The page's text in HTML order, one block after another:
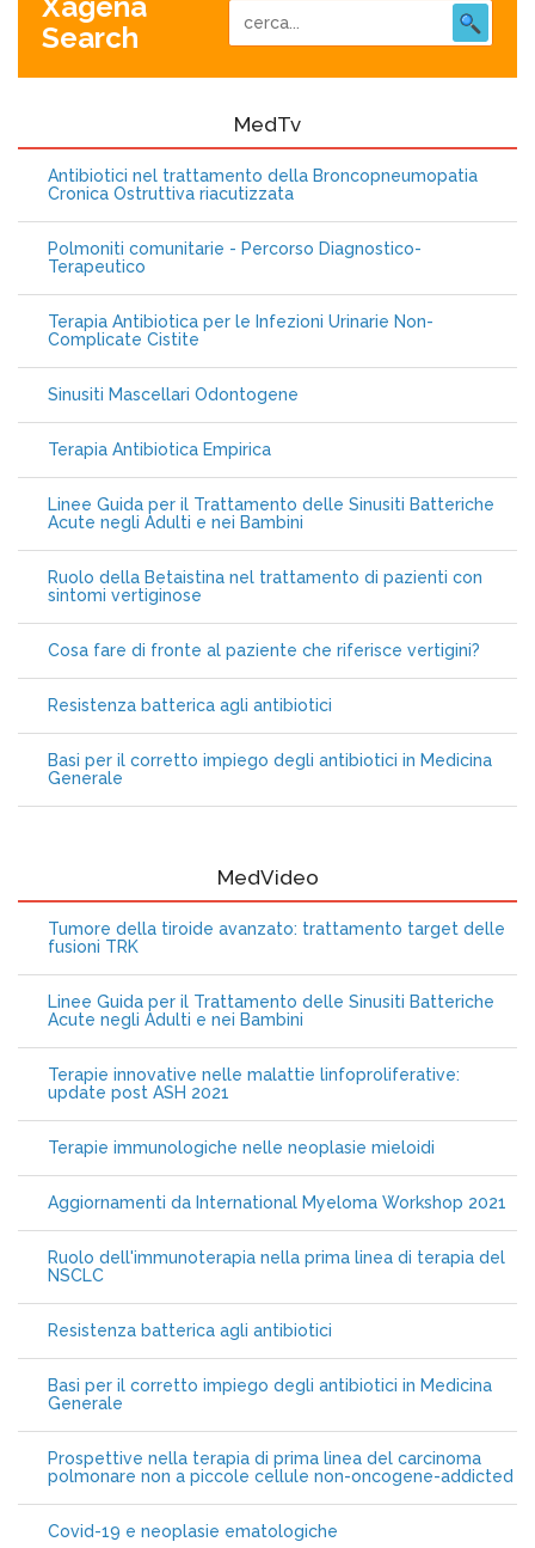
Search
MedTv
Antibiotici nel trattamento della Broncopneumopatia
Cronica Ostruttiva riacutizzata
Polmoniti comunitarie - Percorso Diagnostico-
Terapeutico
Terapia Antibiotica per le Infezioni Urinarie Non-
Complicate Cistite
Sinusiti Mascellari Odontogene
Terapia Antibiotica Empirica
Linee Guida per il Trattamento delle Sinusiti Batteriche
Acute negli Adulti e nei Bambini
Ruolo della Betaistina nel trattamento di pazienti con
sintomi vertiginose
Cosa fare di fronte al paziente che riferisce vertigini?
Resistenza batterica agli antibiotici
Basi per il corretto impiego degli antibiotici in Medicina
Generale
MedVideo
Tumore della tiroide avanzato: trattamento target delle
fusioni TRK
Linee Guida per il Trattamento delle Sinusiti Batteriche
Acute negli Adulti e nei Bambini
Terapie innovative nelle malattie linfoproliferative:
update post ASH 2021
Terapie immunologiche nelle neoplasie mieloidi
Aggiornamenti da International Myeloma Workshop 2021
Ruolo dell'immunoterapia nella prima linea di terapia del
NSCLC
Resistenza batterica agli antibiotici
Basi per il corretto impiego degli antibiotici in Medicina
Generale
Prospettive nella terapia di prima linea del carcinoma
polmonare non a piccole cellule non-oncogene-addicted
Covid-19 e neoplasie ematologiche